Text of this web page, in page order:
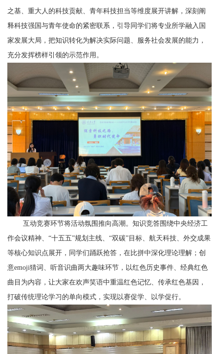
之基、重大人的科技贡献、青年科技担当等维度展开讲解，深刻阐
释科技强国与青年使命的紧密联系，引导同学们将专业所学融入国
家发展大局，把知识转化为解决实际问题、服务社会发展的能力，
充分发挥榜样引领的示范作用。
互动竞赛环节将活动氛围推向高潮。知识竞答围绕中央经济工
作会议精神、 “十五五”规划主线、“双碳”目标、航天科技、外交成果
等核心知识点展开，同学们踊跃抢答，在比拼中深化理论理解；创
意emoji猜词、听音识曲两大趣味环节，以红色历史事件、经典红色
曲目为内容，让大家在欢声笑语中重温红色记忆、传承红色基因，
打破传统理论学习的单向模式，实现以赛促学、以学促行。